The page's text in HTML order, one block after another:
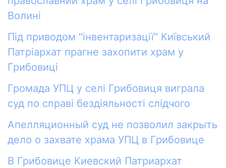
Волині
Під приводом "інвентаризації" Київський
Патріархат прагне захопити храм у
Грибовиці
Громада УПЦ у селі Грибовиця виграла
суд по справі бездіяльності слідчого
Апелляционный суд не позволил закрыть
дело о захвате храма УПЦ в Грибовице
В Грибовице Киевский Патриархат